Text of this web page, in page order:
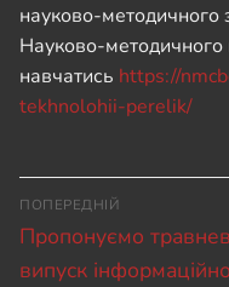
науково-методичного
Науково-
навчатись https://
tekhnolohii-perelik/
Навігація
записів
ПОПЕРЕДНІЙ
Попередній
запис:
Пропонуємо
випуск